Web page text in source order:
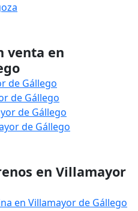
venta en
de Gállego
de Gállego
de Gállego
de Gállego
en Villamayor
en Villamayor de Gállego